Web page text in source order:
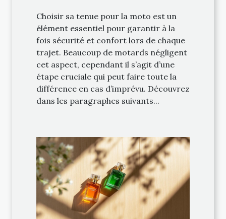
Choisir sa tenue pour la moto est un
élément essentiel pour garantir à la
fois sécurité et confort lors de chaque
trajet. Beaucoup de motards négligent
cet aspect, cependant il s’agit d’une
étape cruciale qui peut faire toute la
différence en cas d’imprévu. Découvrez
dans les paragraphes suivants...